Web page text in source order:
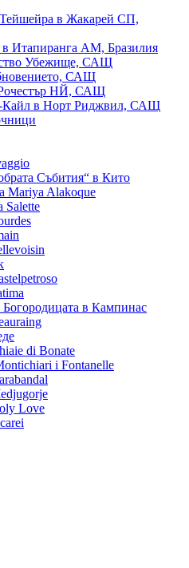
в Жакарей СП,
Итапиранга АМ, Бразилия
Убежище, САЩ
САЩ
НЙ, САЩ
в Норт Риджвил, САЩ
Събития“ в Кито
Mariya Alakoque
Salette
в Кампинас
di Bonate
i Fontanelle
Love